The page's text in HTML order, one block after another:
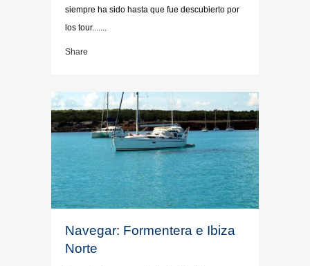
siempre ha sido hasta que fue descubierto por
los tour.......
Share
Navegar: Formentera e Ibiza
Norte